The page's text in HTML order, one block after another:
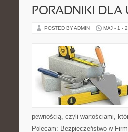
PORADNIKI DLA
POSTED BY ADMIN MAJ - 1 -
pewnością, czyli wartościami,
Polecam: Bezpieczeństwo w